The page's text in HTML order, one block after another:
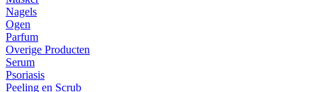
Nagels
Ogen
Parfum
Overige Producten
Serum
Psoriasis
Peeling en Scrub